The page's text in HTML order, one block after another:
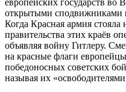
открытыми сподвижниками
Когда Красная армия стояла
правительства этих краёв
объявляя войну Гитлеру.
на красные флаги
победоносных советских
называя их